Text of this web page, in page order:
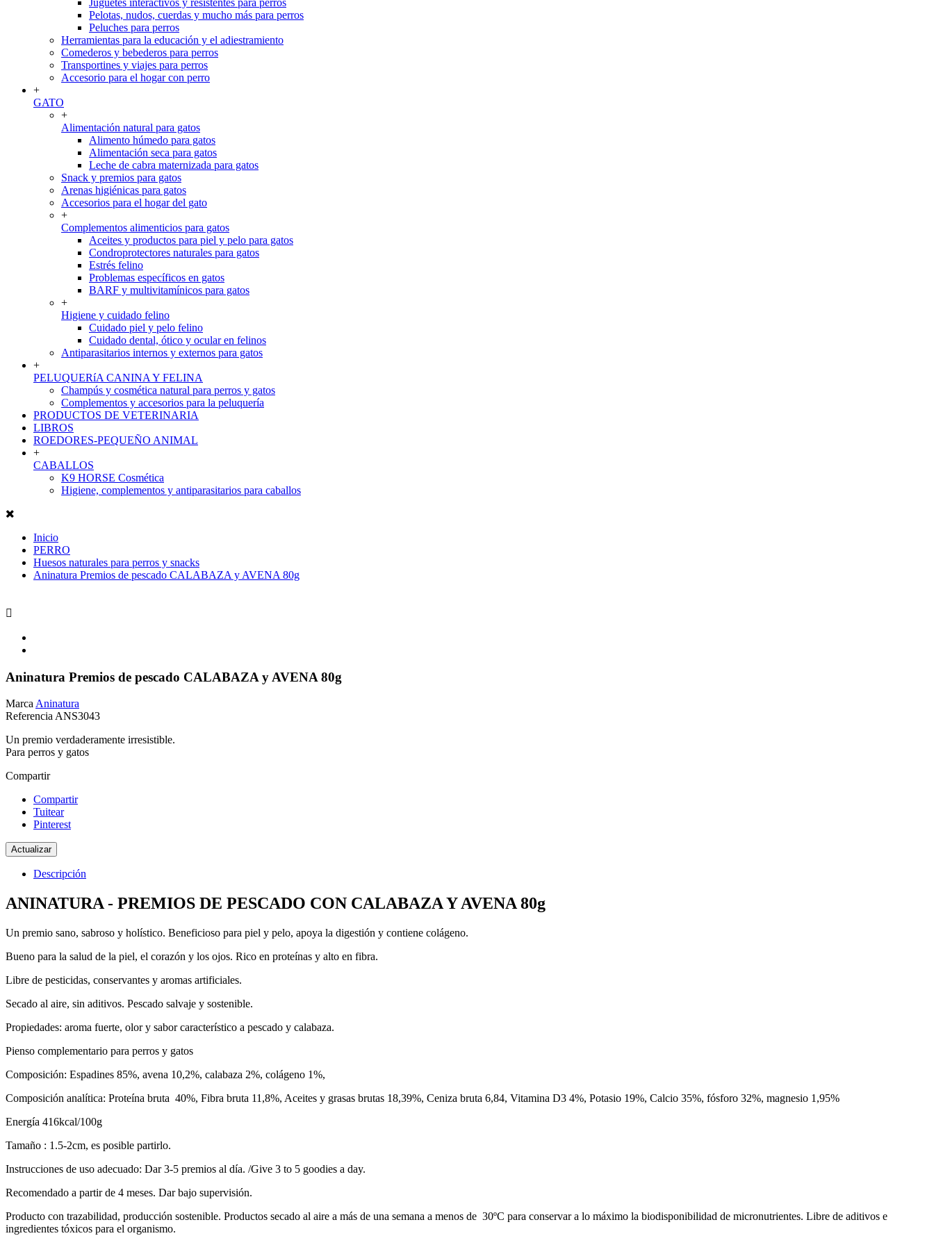
Juguetes interactivos y resistentes para perros
Pelotas, nudos, cuerdas y mucho más para perros
Peluches para perros
Herramientas para la educación y el adiestramiento
Comederos y bebederos para perros
Transportines y viajes para perros
Accesorio para el hogar con perro
+
GATO
+
Alimentación natural para gatos
Alimento húmedo para gatos
Alimentación seca para gatos
Leche de cabra maternizada para gatos
Snack y premios para gatos
Arenas higiénicas para gatos
Accesorios para el hogar del gato
+
Complementos alimenticios para gatos
Aceites y productos para piel y pelo para gatos
Condroprotectores naturales para gatos
Estrés felino
Problemas específicos en gatos
BARF y multivitamínicos para gatos
+
Higiene y cuidado felino
Cuidado piel y pelo felino
Cuidado dental, ótico y ocular en felinos
Antiparasitarios internos y externos para gatos
+
PELUQUERíA CANINA Y FELINA
Champús y cosmética natural para perros y gatos
Complementos y accesorios para la peluquería
PRODUCTOS DE VETERINARIA
LIBROS
ROEDORES-PEQUEÑO ANIMAL
+
CABALLOS
K9 HORSE Cosmética
Higiene, complementos y antiparasitarios para caballos
Inicio
PERRO
Huesos naturales para perros y snacks
Aninatura Premios de pescado CALABAZA y AVENA 80g

Aninatura Premios de pescado CALABAZA y AVENA 80g
MarcaAninatura
ReferenciaANS3043
Un premio verdaderamente irresistible.
Para perros y gatos
Compartir
Compartir
Tuitear
Pinterest
Descripción
ANINATURA - PREMIOS DE PESCADO CON CALABAZA Y AVENA 80g
Un premio sano, sabroso y holístico. Beneficioso para piel y pelo, apoya la digestión y contiene colágeno.
Bueno para la salud de la piel, el corazón y los ojos. Rico en proteínas y alto en fibra.
Libre de pesticidas, conservantes y aromas artificiales.
Secado al aire, sin aditivos. Pescado salvaje y sostenible.
Propiedades: aroma fuerte, olor y sabor característico a pescado y calabaza.
Pienso complementario para perros y gatos
Composición: Espadines 85%, avena 10,2%, calabaza 2%, colágeno 1%,
Composición analítica: Proteína bruta 40%, Fibra bruta 11,8%, Aceites y grasas brutas 18,39%, Ceniza bruta 6,84, Vitamina D3 4%, Potasio 19%, Calcio 35%, fósforo 32%, magnesio 1,95%
Energía 416kcal/100g
Tamaño : 1.5-2cm, es posible partirlo.
Instrucciones de uso adecuado: Dar 3-5 premios al día. /Give 3 to 5 goodies a day.
Recomendado a partir de 4 meses. Dar bajo supervisión.
Producto con trazabilidad, producción sostenible. Productos secado al aire a más de una semana a menos de 30ºC para conservar a lo máximo la biodisponibilidad de micronutrientes. Libre de aditivos e
ingredientes tóxicos para el organismo.